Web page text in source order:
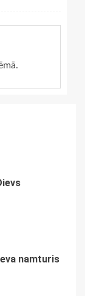
namturis